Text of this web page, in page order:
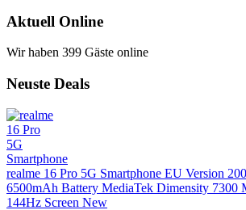
Aktuell Online
Wir haben 399 Gäste online
Neuste Deals
realme 16 Pro 5G Smartphone EU Version
6500mAh Battery MediaTek Dimensity
144Hz Screen New